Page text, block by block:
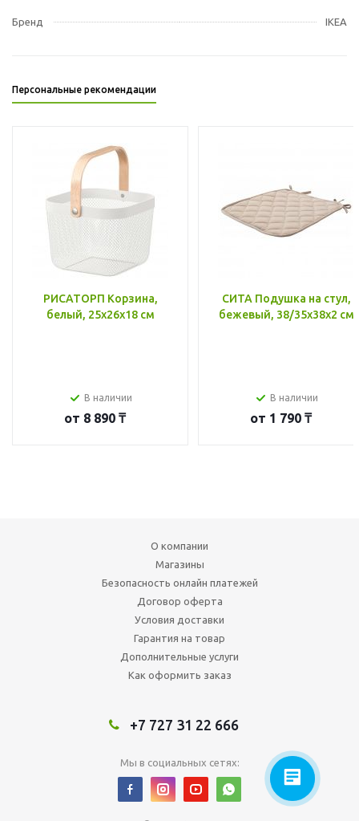
Бренд IKEA
Персональные рекомендации
РИСАТОРП Корзина,
белый, 25x26x18 см
В наличии
от 8 890 ₸
СИТА Подушка на стул,
бежевый, 38/35x38x2 см
В наличии
от 1 790 ₸
О компании
Магазины
Безопасность онлайн платежей
Договор оферта
Условия доставки
Гарантия на товар
Дополнительные услуги
Как оформить заказ
+7 727 31 22 666
Мы в социальных сетях: